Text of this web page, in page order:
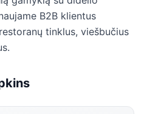
B2B klientus
tinklus, viešbučius